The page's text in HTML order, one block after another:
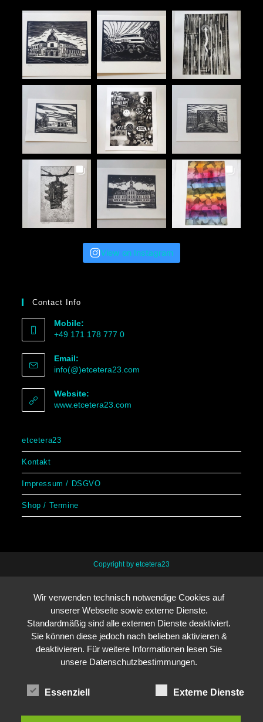
View on Instagram
Contact Info
Mobile:
+49 171 178 777 0
Email:
info(@)etcetera23.com
Website:
www.etcetera23.com
etcetera23
Kontakt
Impressum / DSGVO
Shop / Termine
Copyright by etcetera23
Wir verwenden technisch notwendige Cookies auf
unserer Webseite sowie externe Dienste.
Standardmäßig sind alle externen Dienste deaktiviert.
Sie können diese jedoch nach belieben aktivieren &
deaktivieren. Für weitere Informationen lesen Sie
unsere Datenschutzbestimmungen.
Essenziell Externe Dienste